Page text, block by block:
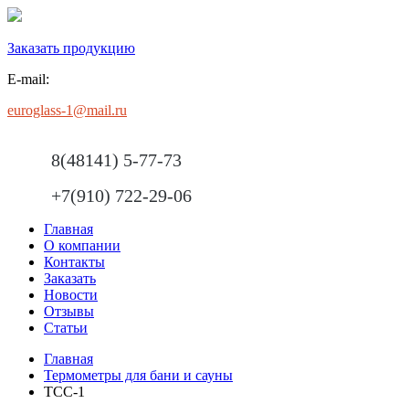
Заказать продукцию
E-mail:
euroglass-1@mail.ru
8(48141) 5-77-73
+7(910) 722-29-06
Главная
О компании
Контакты
Заказать
Новости
Отзывы
Статьи
Главная
Термометры для бани и сауны
ТСС-1